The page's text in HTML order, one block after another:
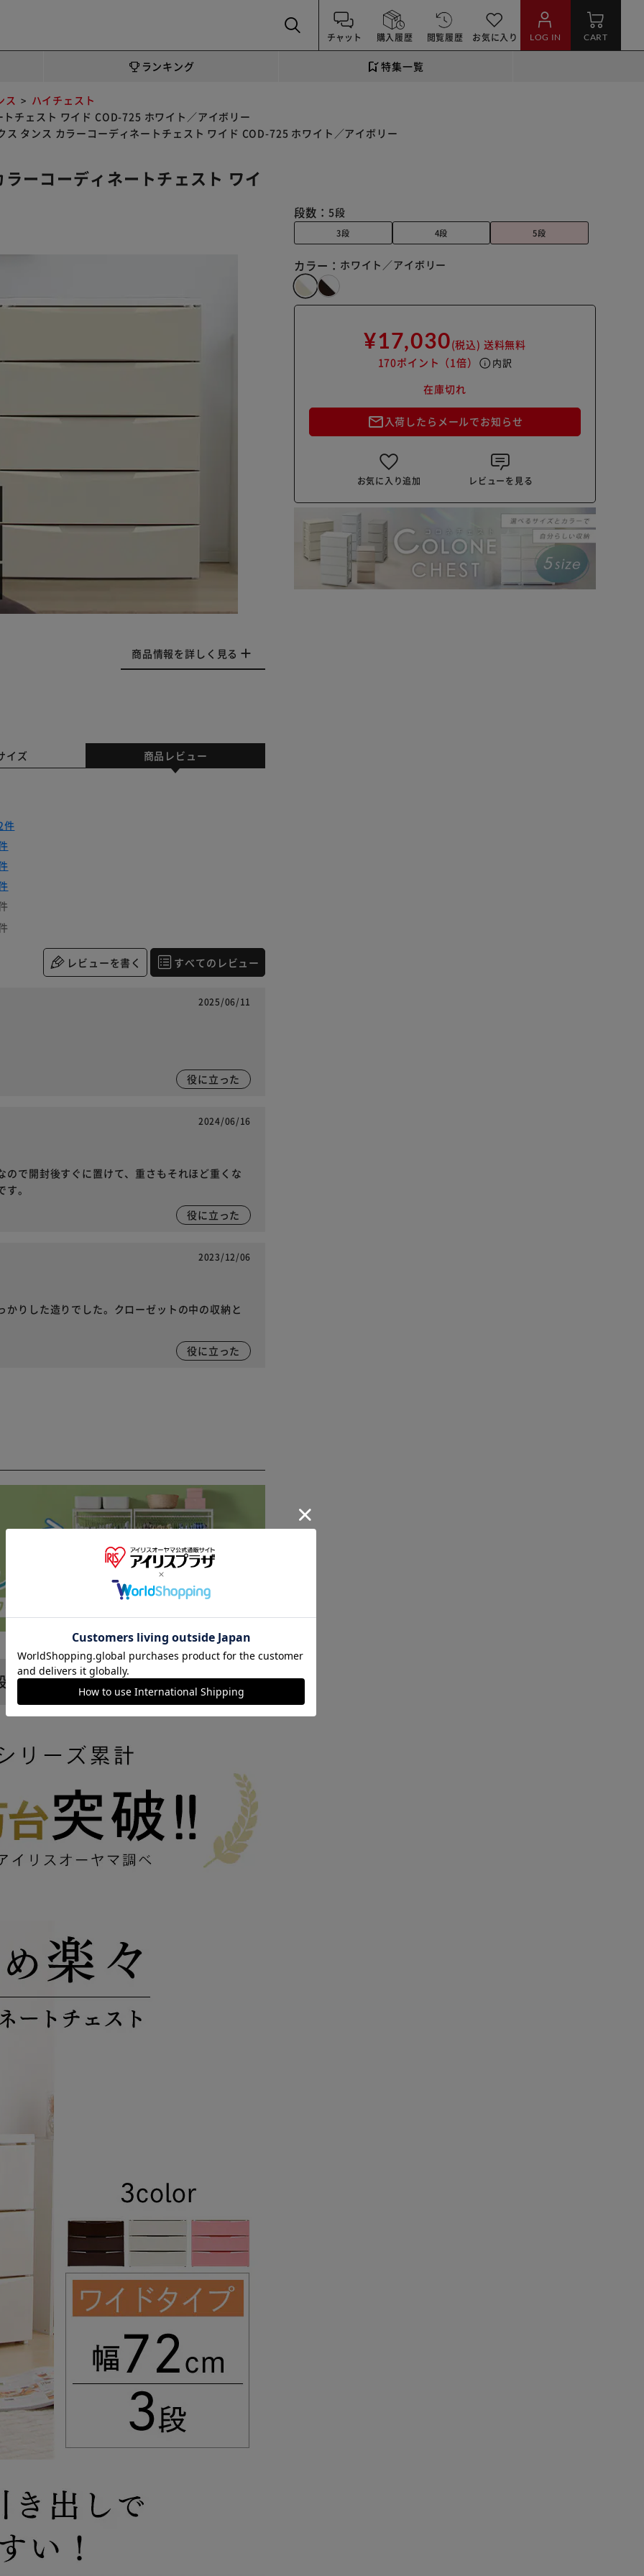
チャット 購入履歴 閲覧履歴 お気に入り LOG IN CART
ランキング 特集一覧
ス
ハイチェスト
チェスト ワイド COD-725 ホワイト／アイボリー
ス タンス カラーコーディネートチェスト ワイド COD-725 ホワイト／アイボリー
ーコーディネートチェスト ワイ
商品情報を詳しく見る
段数： 5段
3段 4段 5段
カラー： ホワイト／アイボリー
¥17,030(税込) 送料無料
170ポイント （1倍） info 内訳
在庫切れ
mail_outline 入荷したらメールでお知らせ
お気に入り追加 レビューを見る
イズ 商品レビュー
件
レビューを書く すべてのレビュー
2025/06/11
役に立った
2024/06/16
で開封後すぐに置けて、重さもそれほど重くな
。
役に立った
2023/12/06
りした造りでした。クローゼットの中の収納と
役に立った
5段
※ご確認ください